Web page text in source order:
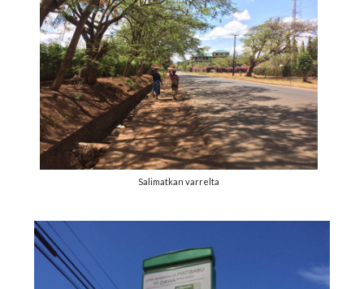
Salimatkan varrelta